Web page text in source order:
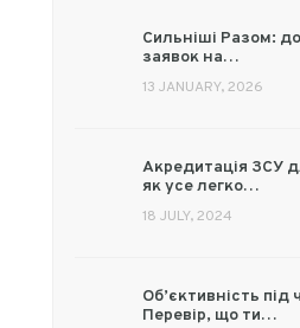
Сильніші Разом:
заявок на…
13 JANUARY, 2026
Акредитація ЗСУ
як усе легко…
18 JULY, 2024
Об’єктивність під
Перевір, що ти…